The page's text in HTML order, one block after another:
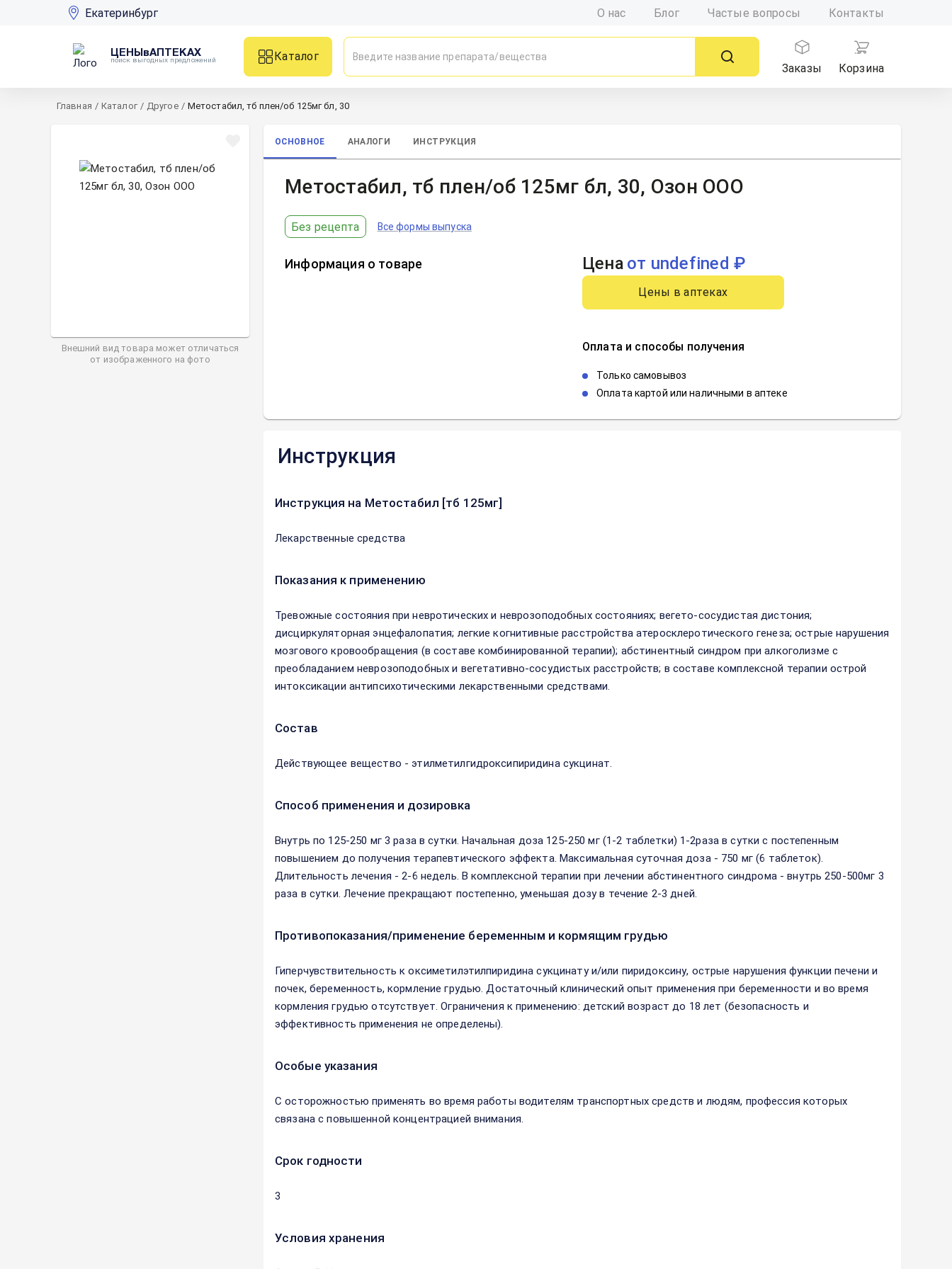
Екатеринбург О нас Блог Частые вопросы Контакты
ЦЕНЫвАПТЕКАХ
поиск выгодных предложений
Каталог
Заказы
Корзина
Главная / Каталог / Другое / Метостабил, тб плен/об 125мг бл, 30
Внешний вид товара может отличаться
от изображенного на фото
ОСНОВНОЕ АНАЛОГИ ИНСТРУКЦИЯ
Метостабил, тб плен/об 125мг бл, 30, Озон ООО
Без рецепта Все формы выпуска
Информация о товаре Цена от undefined ₽
Цены в аптеках
Оплата и способы получения
Только самовывоз
Оплата картой или наличными в аптеке
Инструкция
Инструкция на Метостабил [тб 125мг]
Лекарственные средства
Показания к применению
Тревожные состояния при невротических и неврозоподобных состояниях; вегето-сосудистая дистония;
дисциркуляторная энцефалопатия; легкие когнитивные расстройства атеросклеротического генеза; острые нарушения
мозгового кровообращения (в составе комбинированной терапии); абстинентный синдром при алкоголизме с
преобладанием неврозоподобных и вегетативно-сосудистых расстройств; в составе комплексной терапии острой
интоксикации антипсихотическими лекарственными средствами.
Состав
Действующее вещество - этилметилгидроксипиридина сукцинат.
Способ применения и дозировка
Внутрь по 125-250 мг 3 раза в сутки. Начальная доза 125-250 мг (1-2 таблетки) 1-2раза в сутки с постепенным
повышением до получения терапевтического эффекта. Максимальная суточная доза - 750 мг (6 таблеток).
Длительность лечения - 2-6 недель. В комплексной терапии при лечении абстинентного синдрома - внутрь 250-500мг 3
раза в сутки. Лечение прекращают постепенно, уменьшая дозу в течение 2-3 дней.
Противопоказания/применение беременным и кормящим грудью
Гиперчувствительность к оксиметилэтилпиридина сукцинату и/или пиридоксину, острые нарушения функции печени и
почек, беременность, кормление грудью. Достаточный клинический опыт применения при беременности и во время
кормления грудью отсутствует. Ограничения к применению: детский возраст до 18 лет (безопасность и
эффективность применения не определены).
Особые указания
С осторожностью применять во время работы водителям транспортных средств и людям, профессия которых
связана с повышенной концентрацией внимания.
Срок годности
3
Условия хранения